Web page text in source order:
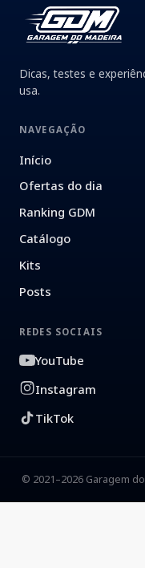
Dicas, testes e
usa.
NAVEGAÇÃO
Início
Ofertas do dia
Ranking GDM
Catálogo
Kits
Posts
REDES SOCIAIS
YouTube
Instagram
TikTok
© 2021–2026 Garagem